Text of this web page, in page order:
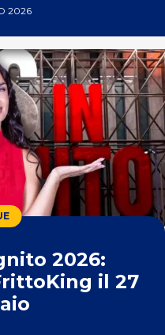
2026
2026:
il 27